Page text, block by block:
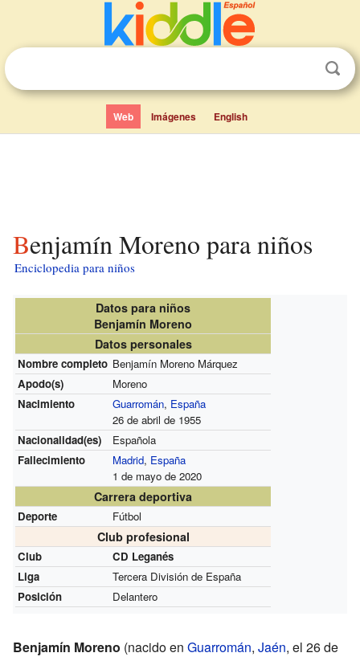
Web Imágenes English
Benjamín Moreno para niños
Enciclopedia para niños
Datos para niños
Benjamín Moreno
Datos personales
Nombre completo Benjamín Moreno Márquez
Apodo(s)
Moreno
Nacimiento
Guarromán, España
26 de abril de 1955
Nacionalidad(es)
Española
Fallecimiento
Madrid, España
1 de mayo de 2020
Carrera deportiva
Deporte Fútbol
Club profesional
Club
CD Leganés
Liga
Tercera División de España
Posición
Delantero
Benjamín Moreno (nacido en Guarromán, Jaén, el 26 de